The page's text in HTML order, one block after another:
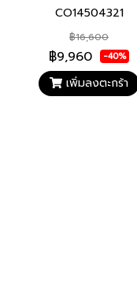
CO14504321
฿16,600
฿9,960 -40%
เพิ่มลงตะกร้า